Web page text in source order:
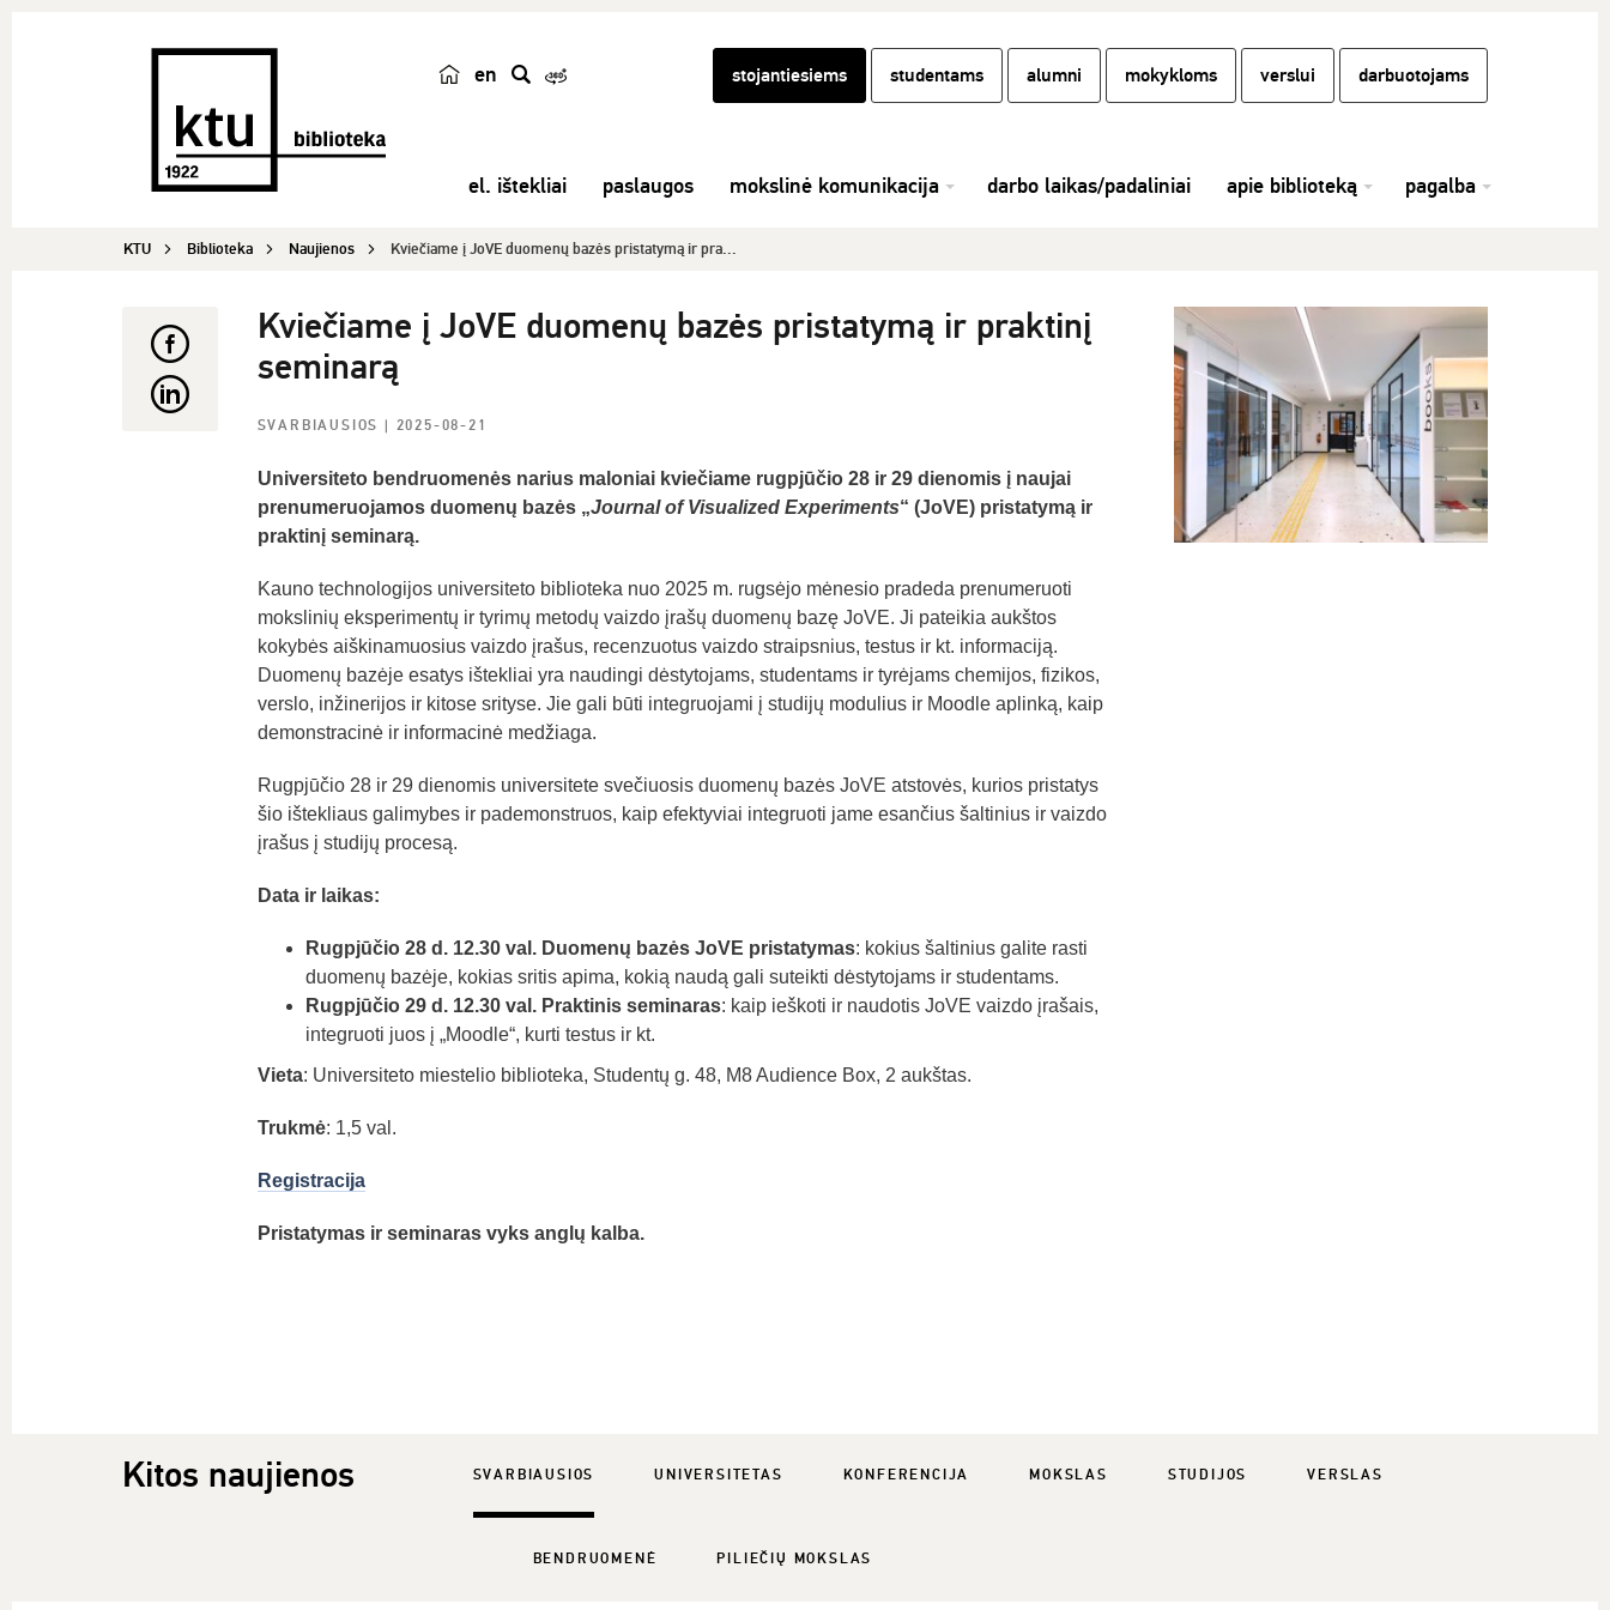
en
e
k
stojantiesiems studentams alumni mokykloms verslui darbuotojams
el. ištekliai paslaugos mokslinė komunikacija darbo laikas/padaliniai apie biblioteką pagalba
KTU Biblioteka Naujienos Kviečiame į JoVE duomenų bazės pristatymą ir pra...
Kviečiame į JoVE duomenų bazės pristatymą ir praktinį
seminarą
SVARBIAUSIOS | 2025-08-21
Universiteto bendruomenės narius maloniai kviečiame rugpjūčio 28 ir 29 dienomis į naujai
prenumeruojamos duomenų bazės „Journal of Visualized Experiments“ (JoVE) pristatymą ir
praktinį seminarą.
Kauno technologijos universiteto biblioteka nuo 2025 m. rugsėjo mėnesio pradeda prenumeruoti
mokslinių eksperimentų ir tyrimų metodų vaizdo įrašų duomenų bazę JoVE. Ji pateikia aukštos
kokybės aiškinamuosius vaizdo įrašus, recenzuotus vaizdo straipsnius, testus ir kt. informaciją.
Duomenų bazėje esatys ištekliai yra naudingi dėstytojams, studentams ir tyrėjams chemijos, fizikos,
verslo, inžinerijos ir kitose srityse. Jie gali būti integruojami į studijų modulius ir Moodle aplinką, kaip
demonstracinė ir informacinė medžiaga.
Rugpjūčio 28 ir 29 dienomis universitete svečiuosis duomenų bazės JoVE atstovės, kurios pristatys
šio ištekliaus galimybes ir pademonstruos, kaip efektyviai integruoti jame esančius šaltinius ir vaizdo
įrašus į studijų procesą.
Data ir laikas:
Rugpjūčio 28 d. 12.30 val. Duomenų bazės JoVE pristatymas: kokius šaltinius galite rasti
duomenų bazėje, kokias sritis apima, kokią naudą gali suteikti dėstytojams ir studentams.
Rugpjūčio 29 d. 12.30 val. Praktinis seminaras: kaip ieškoti ir naudotis JoVE vaizdo įrašais,
integruoti juos į „Moodle“, kurti testus ir kt.
Vieta: Universiteto miestelio biblioteka, Studentų g. 48, M8 Audience Box, 2 aukštas.
Trukmė: 1,5 val.
Registracija
Pristatymas ir seminaras vyks anglų kalba.
Kitos naujienos SVARBIAUSIOS UNIVERSITETAS KONFERENCIJA MOKSLAS STUDIJOS VERSLAS
BENDRUOMENĖ PILIEČIŲ MOKSLAS